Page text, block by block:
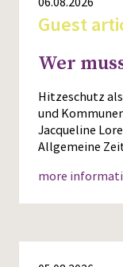
Events
Publications
Media
Press
Guest
Wer
Hitzeschutz
und
Jacqueline
Allgemeine
more